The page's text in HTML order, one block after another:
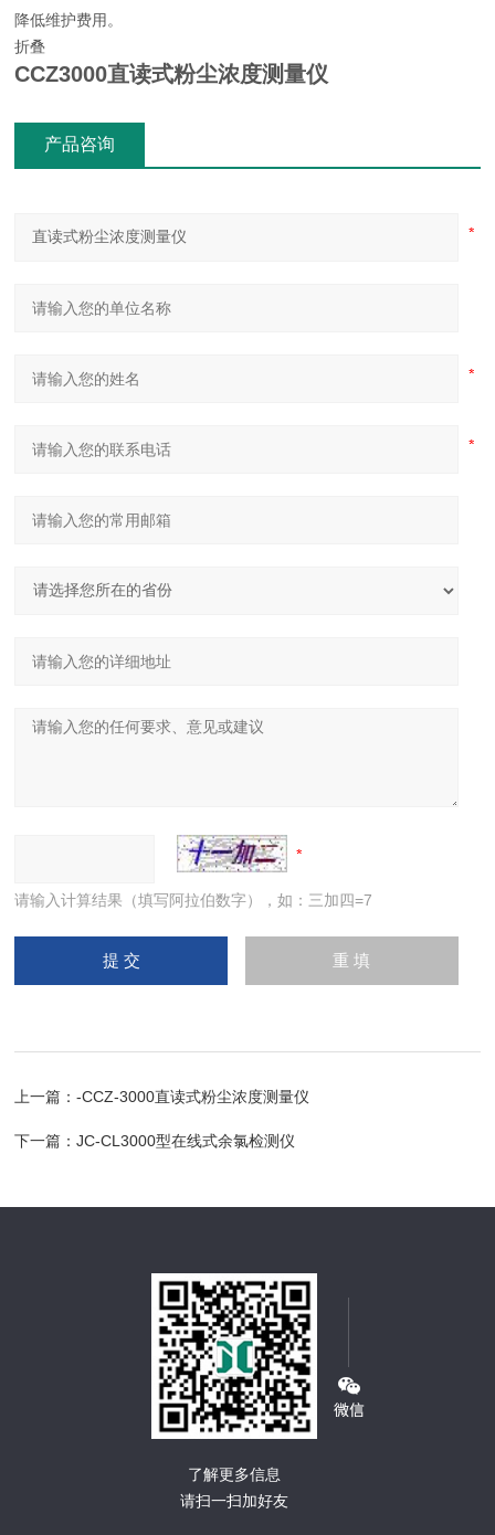
降低维护费用。
折叠
CCZ3000直读式粉尘浓度测量仪
产品咨询
请输入计算结果（填写阿拉伯数字），如：三加四=7
上一篇：-CCZ-3000直读式粉尘浓度测量仪
下一篇：JC-CL3000型在线式余氯检测仪
了解更多信息
请扫一扫加好友